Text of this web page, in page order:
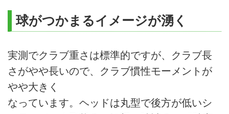
球がつかまるイメージが湧く
実測でクラブ重さは標準的ですが、クラブ長
さがやや長いので、クラブ慣性モーメントが
やや大きく
なっています。ヘッドは丸型で後方が低いシ